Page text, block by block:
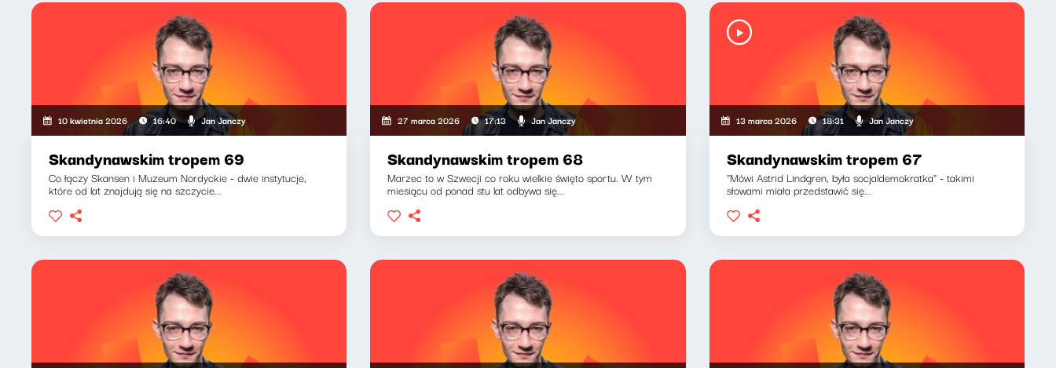
10 kwietnia 2026 16:40 Jan Janczy
Skandynawskim tropem 69
Co łączy Skansen i Muzeum Nordyckie - dwie instytucje,
które od lat znajdują się na szczycie...
27 marca 2026 17:13 Jan Janczy
Skandynawskim tropem 68
Marzec to w Szwecji co roku wielkie święto sportu. W tym
miesiącu od ponad stu lat odbywa się...
13 marca 2026 18:31 Jan Janczy
Skandynawskim tropem 67
"Mówi Astrid Lindgren, była socjaldemokratka" - takimi
słowami miała przedstawić się...